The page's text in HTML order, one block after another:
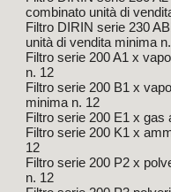
combinato unità di
Filtro DIRIN serie 230
unità di vendita minima
Filtro serie 200 A1 x
n. 12
Filtro serie 200 B1 x
minima n. 12
Filtro serie 200 E1 x gas
Filtro serie 200 K1 x
12
Filtro serie 200 P2 x
n. 12